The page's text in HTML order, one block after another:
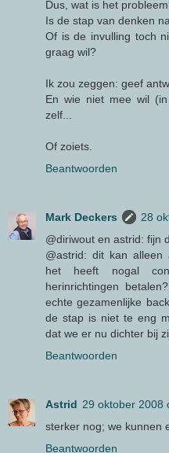
Dus, wat is het
Is de stap van denken
Of is de invulling toch
graag wil?
Ik zou zeggen: geef
En wie niet mee wil
zelf...
Of zoiets.
Beantwoorden
Mark Deckers
28
@diriwout en astrid: fijn
@astrid: dit kan alleen
het heeft nogal
herinrichtingen
echte gezamenlijke
de stap is niet te eng
dat we er nu dichter bij
Beantwoorden
Astrid 29 oktober 2008
sterker nog; we kunnen
Beantwoorden